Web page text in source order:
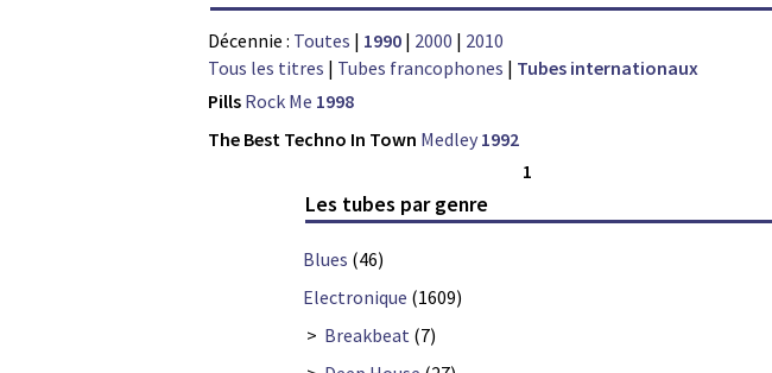
Décennie : Toutes | 1990 | 2000 | 2010
Tous les titres | Tubes francophones | Tubes internationaux
Pills Rock Me 1998
The Best Techno In Town Medley 1992
1
Les tubes par genre
Blues (46)
Electronique (1609)
> Breakbeat (7)